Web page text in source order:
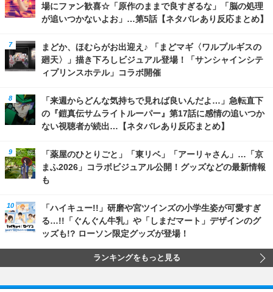
場にファン歓喜☆「原作のままで良すぎるな」「脳の処理
が追いつかないよお」…第5話【ネタバレあり反応まとめ】
まどか、ほむらがお出迎え♪ 「まどマギ〈ワルプルギスの
廻天〉」描き下ろしビジュアル登場！「サンシャインシテ
ィプリンスホテル」コラボ開催
「来週からどんな気持ちで見れば良いんだよ…」急転直下
の『鎧真伝サムライトルーパー』第17話に感情の追いつか
ない視聴者が続出…【ネタバレあり反応まとめ】
「薬屋のひとりごと」「東リベ」「アーリャさん」…「京
まふ2026」コラボビジュアル公開！グッズなどの最新情報
も
「ハイキュー!!」研磨や宮ツインズの小学生姿が可愛すぎ
る…!!「ぐんぐん牛乳」や「しまだマート」デザインのグ
ッズも!? ローソン限定グッズが登場！
ランキングをもっと見る